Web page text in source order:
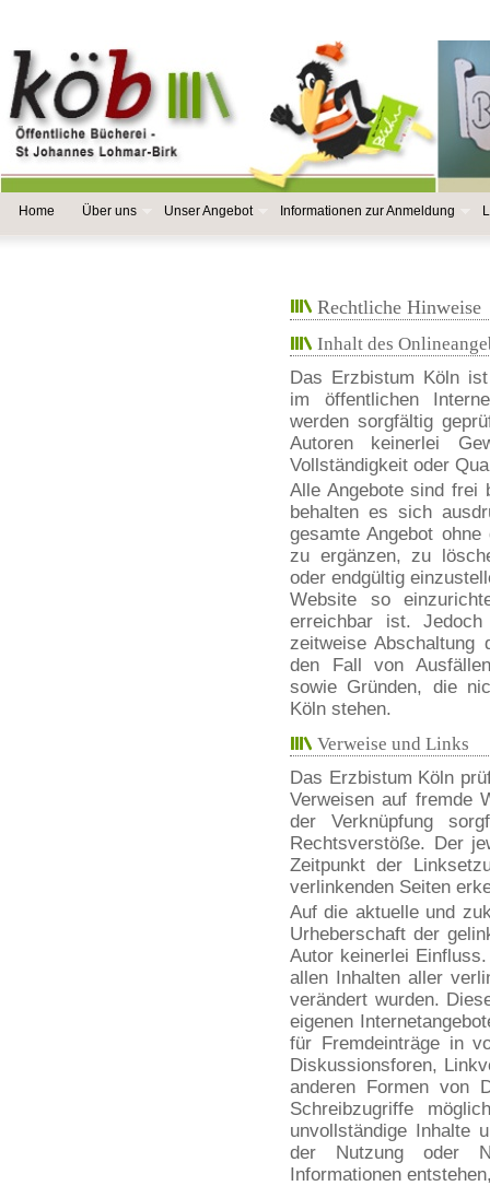
Home Über uns Unser Angebot Informationen zur Anmeldung
Rechtliche Hinweise
Inhalt des
Das Erzbistum Köln
im öffentlichen
werden sorgfältig
Autoren keinerlei
Vollständigkeit oder
Alle Angebote sind frei
behalten es sich
gesamte Angebot
zu ergänzen, zu
oder endgültig
Website so
erreichbar ist.
zeitweise Abschaltung
den Fall von
sowie Gründen, die
Köln stehen.
Verweise und Links
Das Erzbistum Köln
Verweisen auf fremde
der Verknüpfung
Rechtsverstöße. Der
Zeitpunkt der
verlinkenden Seiten
Auf die aktuelle und
Urheberschaft der
Autor keinerlei
allen Inhalten aller
verändert wurden.
eigenen
für Fremdeinträge in
Diskussionsforen,
anderen Formen von
Schreibzugriffe
unvollständige Inhalte
der Nutzung oder
Informationen